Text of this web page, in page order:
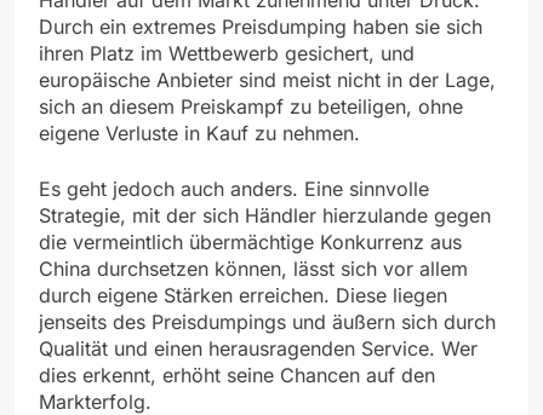
Durch ein extremes Preisdumping haben sie sich
ihren Platz im Wettbewerb gesichert, und
europäische Anbieter sind meist nicht in der Lage,
sich an diesem Preiskampf zu beteiligen, ohne
eigene Verluste in Kauf zu nehmen.
Es geht jedoch auch anders. Eine sinnvolle
Strategie, mit der sich Händler hierzulande gegen
die vermeintlich übermächtige Konkurrenz aus
China durchsetzen können, lässt sich vor allem
durch eigene Stärken erreichen. Diese liegen
jenseits des Preisdumpings und äußern sich durch
Qualität und einen herausragenden Service. Wer
dies erkennt, erhöht seine Chancen auf den
Markterfolg.